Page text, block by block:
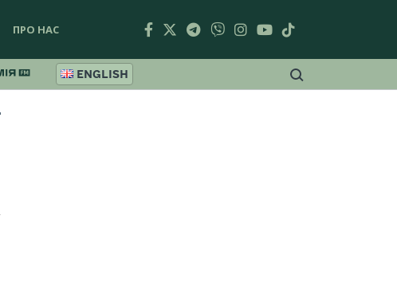
ПРО НАС
ENGLISH